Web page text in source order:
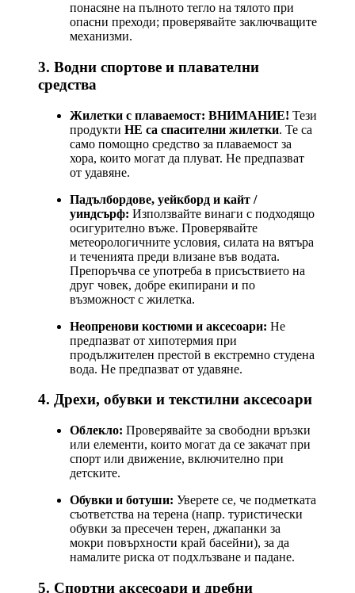
понасяне на пълното тегло на тялото при
опасни преходи; проверявайте заключващите
механизми.
3. Водни спортове и плавателни
средства
Жилетки с плаваемост: ВНИМАНИЕ! Тези
продукти НЕ са спасителни жилетки. Те са
само помощно средство за плаваемост за
хора, които могат да плуват. Не предпазват
от удавяне.
Падълбордове, уейкборд и кайт /
уиндсърф: Използвайте винаги с подходящо
осигурително въже. Проверявайте
метеорологичните условия, силата на вятъра
и теченията преди влизане във водата.
Препоръчва се употреба в присъствието на
друг човек, добре екипирани и по
възможност с жилетка.
Неопренови костюми и аксесоари: Не
предпазват от хипотермия при
продължителен престой в екстремно студена
вода. Не предпазват от удавяне.
4. Дрехи, обувки и текстилни аксесоари
Облекло: Проверявайте за свободни връзки
или елементи, които могат да се закачат при
спорт или движение, включително при
детските.
Обувки и ботуши: Уверете се, че подметката
съответства на терена (напр. туристически
обувки за пресечен терен, джапанки за
мокри повърхности край басейни), за да
намалите риска от подхлъзване и падане.
5. Спортни аксесоари и дребни